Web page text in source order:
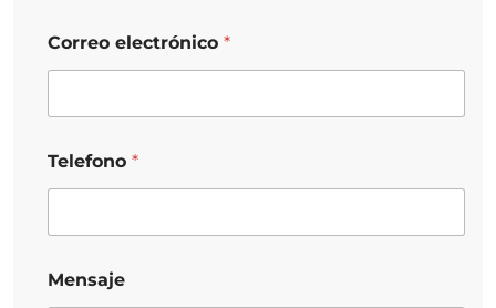
Correo electrónico *
Telefono *
Mensaje